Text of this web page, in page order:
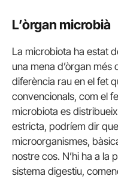
L’òrgan microbià
La microbiota ha estat
una mena d’òrgan més
diferència rau en el fet
convencionals, com el
microbiota es
estricta, podríem dir
microorganismes,
nostre cos. N’hi ha a la
sistema digestiu,